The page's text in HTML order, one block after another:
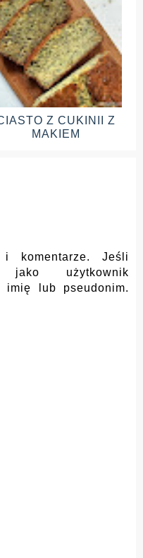
Z CUKINII Z
MAKIEM
komentarze. Jeśli
jako użytkownik
imię lub pseudonim.